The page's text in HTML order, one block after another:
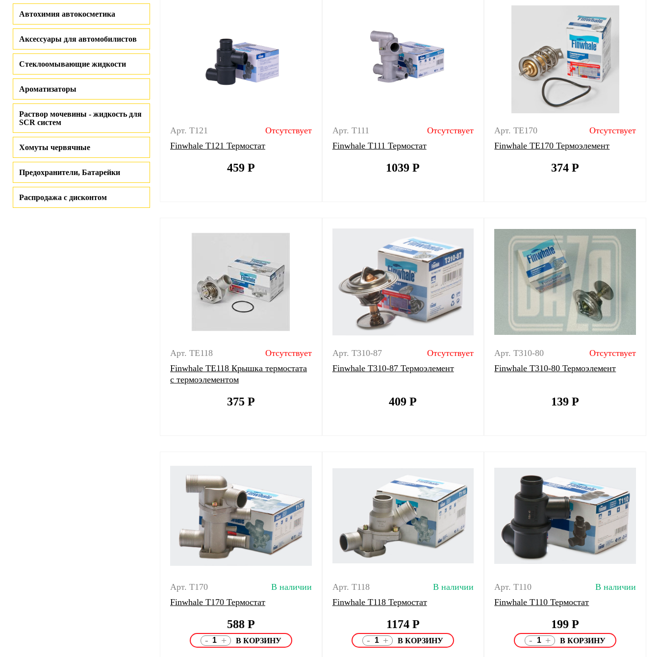
Автохимия автокосметика
Аксессуары для автомобилистов
Стеклоомывающие жидкости
Ароматизаторы
Раствор мочевины - жидкость для
SCR систем
Хомуты червячные
Предохранители, Батарейки
Распродажа с дисконтом
Арт. T121
Отсутствует
Finwhale T121 Термостат
459 Р
Арт. T111
Отсутствует
Finwhale T111 Термостат
1039Р
Арт. TE170
Отсутствует
Finwhale TE170 Термоэлемент
374Р
Арт. TE118
Отсутствует
Finwhale TE118 Крышка термостата
с термоэлементом
375 Р
Арт. T310-87
Отсутствует
Finwhale T310-87 Термоэлемент
409Р
Арт. T310-80
Отсутствует
Finwhale T310-80 Термоэлемент
139Р
Арт. T170
В наличии
Finwhale T170 Термостат
588 Р
- +
Арт. T118
В наличии
Finwhale T118 Термостат
1174 Р
- +
Арт. T110
В наличии
Finwhale T110 Термостат
199Р
- +